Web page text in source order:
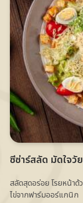
ซีซ่าร์สลัด มัดใจวั
สลัดสุดอร่อย โรยหน้าด้
ไข่จากฟาร์มออร์แกนิก